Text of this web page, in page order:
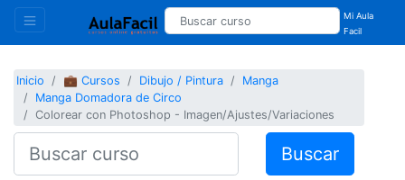
Mi Aula
Facil
Inicio 💼 Cursos Dibujo / Pintura
Manga
Manga Domadora de Circo
Colorear con Photoshop - Imagen/Ajustes/Variaciones
Buscar